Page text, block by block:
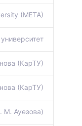
(META)
(КарТУ)
(КарТУ)
М. Ауезова)